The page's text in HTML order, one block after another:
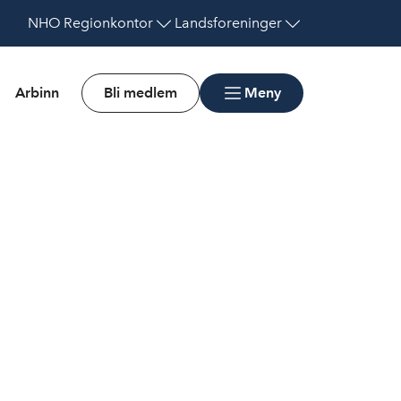
NHO Regionkontor Landsforeninger
Arbinn Bli medlem Meny